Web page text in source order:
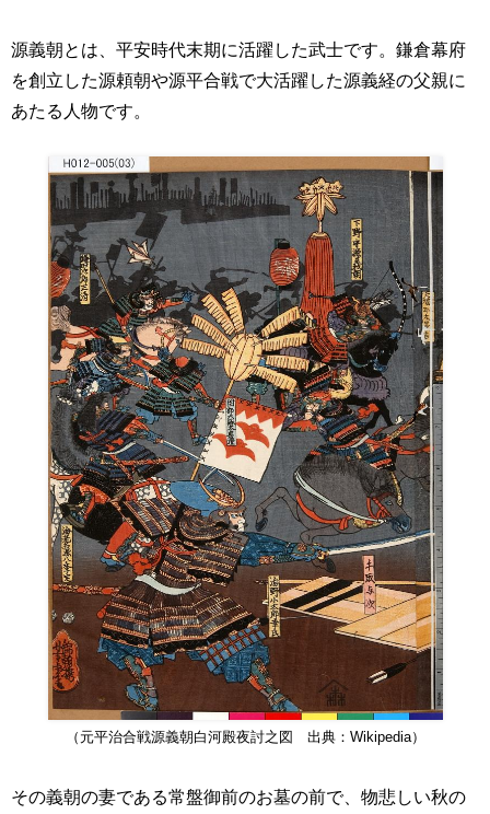
源義朝とは、平安時代末期に活躍した武士です。鎌倉幕府
を創立した源頼朝や源平合戦で大活躍した源義経の父親に
あたる人物です。
（元平治合戦源義朝白河殿夜討之図 出典：Wikipedia）
その義朝の妻である常盤御前のお墓の前で、物悲しい秋の